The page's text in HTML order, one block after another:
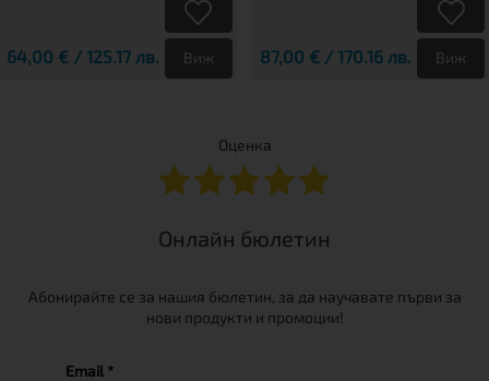
64,00 € / 125.17 лв. Виж 87,00 € / 170.16 лв. Виж
Оценка
Онлайн бюлетин
Абонирайте се за нашия бюлетин, за да научавате първи за
нови продукти и промоции!
Email *